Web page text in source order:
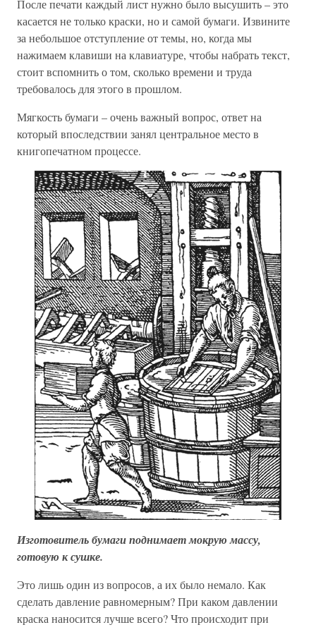
После печати каждый лист нужно было высушить – это
касается не только краски, но и самой бумаги. Извините
за небольшое отступление от темы, но, когда мы
нажимаем клавиши на клавиатуре, чтобы набрать текст,
стоит вспомнить о том, сколько времени и труда
требовалось для этого в прошлом.
Мягкость бумаги – очень важный вопрос, ответ на
который впоследствии занял центральное место в
книгопечатном процессе.
Изготовитель бумаги поднимает мокрую массу,
готовую к сушке.
Это лишь один из вопросов, а их было немало. Как
сделать давление равномерным? При каком давлении
краска наносится лучше всего? Что происходит при